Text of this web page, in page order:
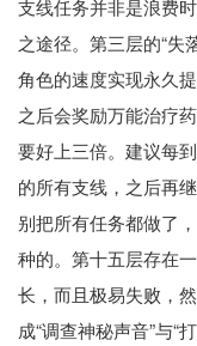
支线任务并非是浪费
之途径。第三层的“失
角色的速度实现永久
之后会奖励万能治疗
要好上三倍。建议每
的所有支线，之后再继
别把所有任务都做了
种的。第十五层存在
长，而且极易失败，
成“调查神秘声音”与“